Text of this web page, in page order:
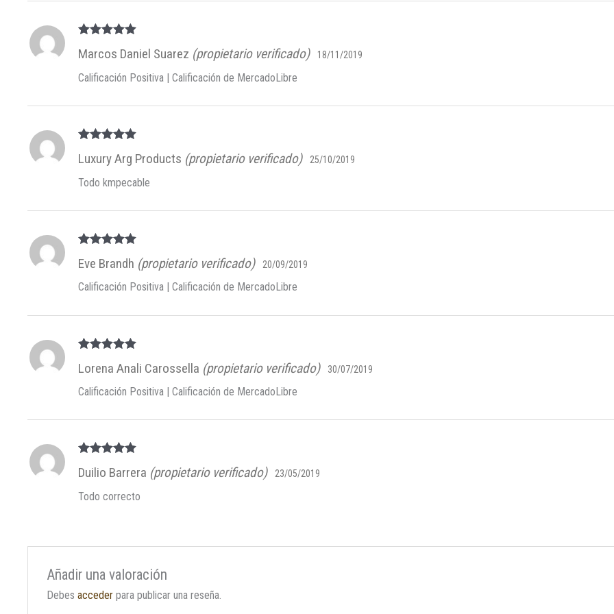
5de 5
Marcos Daniel Suarez (propietario verificado) 18/11/2019
Calificación Positiva | Calificación de MercadoLibre
5de 5
Luxury Arg Products (propietario verificado) 25/10/2019
Todo kmpecable
5de 5
Eve Brandh (propietario verificado) 20/09/2019
Calificación Positiva | Calificación de MercadoLibre
5de 5
Lorena Anali Carossella (propietario verificado) 30/07/2019
Calificación Positiva | Calificación de MercadoLibre
5de 5
Duilio Barrera (propietario verificado) 23/05/2019
Todo correcto
Añadir una valoración
Debes accederpara publicar una reseña.